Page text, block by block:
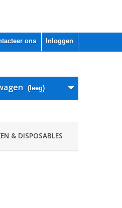
Inloggen
ons
(leeg)
& DISPOSABLES